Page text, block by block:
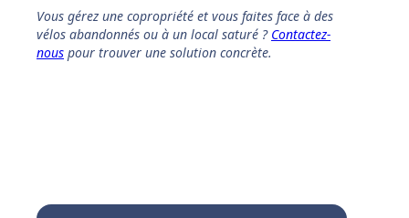
Vous gérez une copropriété et vous faites face à des
vélos abandonnés ou à un local saturé ? Contactez-
nous pour trouver une solution concrète.